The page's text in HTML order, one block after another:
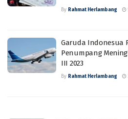
By Rahmat Herlambang
Garuda Indonesua
Penumpang
III 2023
By Rahmat Herlambang